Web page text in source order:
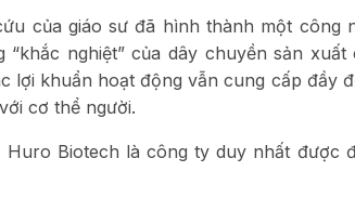
của giáo sư đã hình thành một công
nghiệt” của dây chuyền sản
lợi khuẩn hoạt động vẫn cung cấp đầy
cơ thể người.
Huro Biotech là công ty duy nhất được